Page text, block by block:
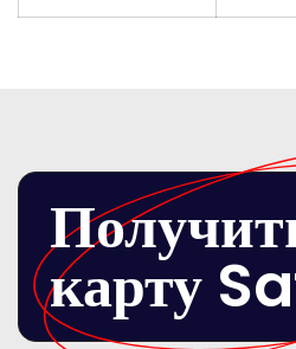
карту